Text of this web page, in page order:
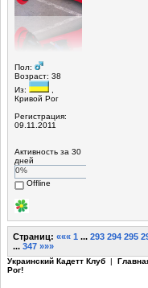
Пол:
Возраст: 38
Из:
Кривой Рог
Регистрация:
09.11.2011
Активность за 30
дней
0%
Offline
Страниц: ««« 1 ... 293 294 295
... 347 »»»
Украинский Кадетт Клуб |
Рог!